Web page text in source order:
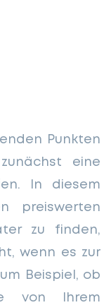
Punkten
eine
In diesem
preiswerten
zu finden,
wenn es zur
Beispiel, ob
von Ihrem